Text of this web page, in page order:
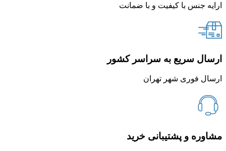
ارایه جنس با کیفیت و با ضمانت
ارسال سریع به سراسر کشور
ارسال فوری شهر تهران
مشاوره و پشتیبانی خرید